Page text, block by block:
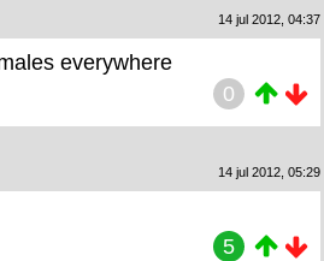
14 jul 2012, 04:37
everywhere
0
14 jul 2012, 05:29
5